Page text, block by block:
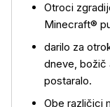
Otroci
Minecraft®
darilo za
dneve, božič
postaralo.
Obe različici